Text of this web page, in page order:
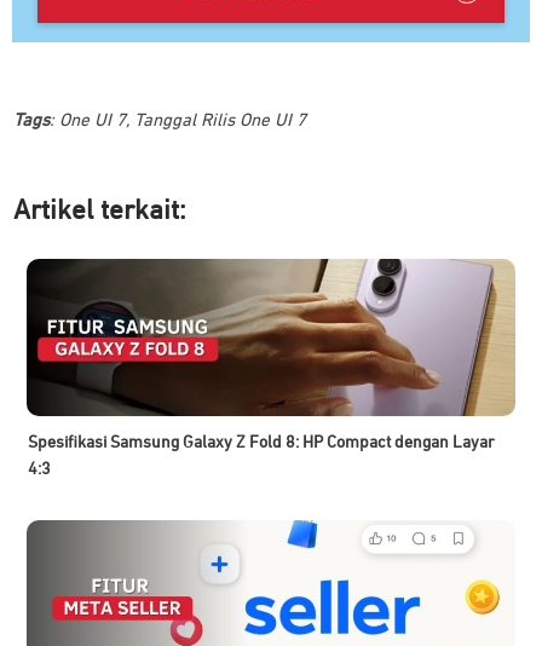
Tags: One UI 7, Tanggal Rilis One UI 7
Artikel terkait:
Spesifikasi Samsung Galaxy Z Fold 8: HP Compact dengan Layar
4:3